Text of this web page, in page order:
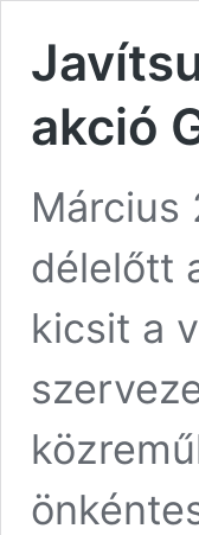
akció
Március
délelőtt
kicsit a